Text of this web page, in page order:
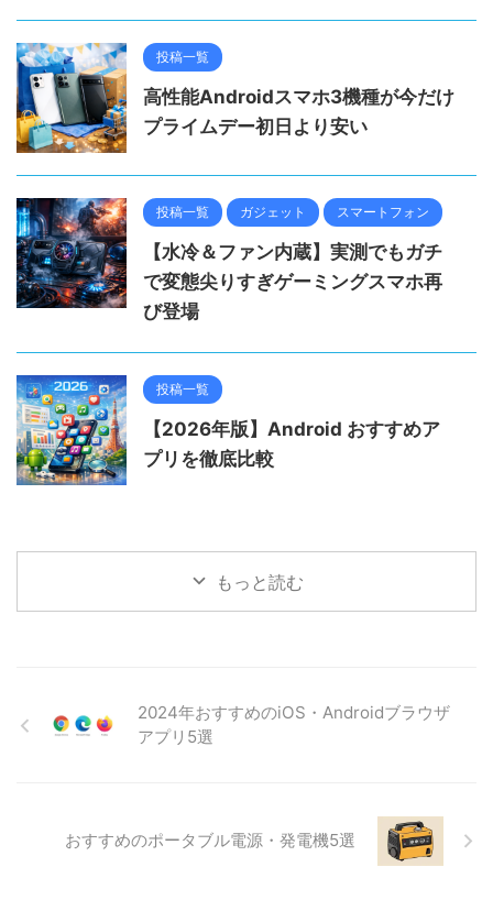
投稿一覧
高性能Androidスマホ3機種が今だけ
プライムデー初日より安い
投稿一覧 ガジェット スマートフォン
【水冷＆ファン内蔵】実測でもガチ
で変態尖りすぎゲーミングスマホ再
び登場
投稿一覧
【2026年版】Android おすすめア
プリを徹底比較
もっと読む
2024年おすすめのiOS・Androidブラウザ
アプリ5選
おすすめのポータブル電源・発電機5選